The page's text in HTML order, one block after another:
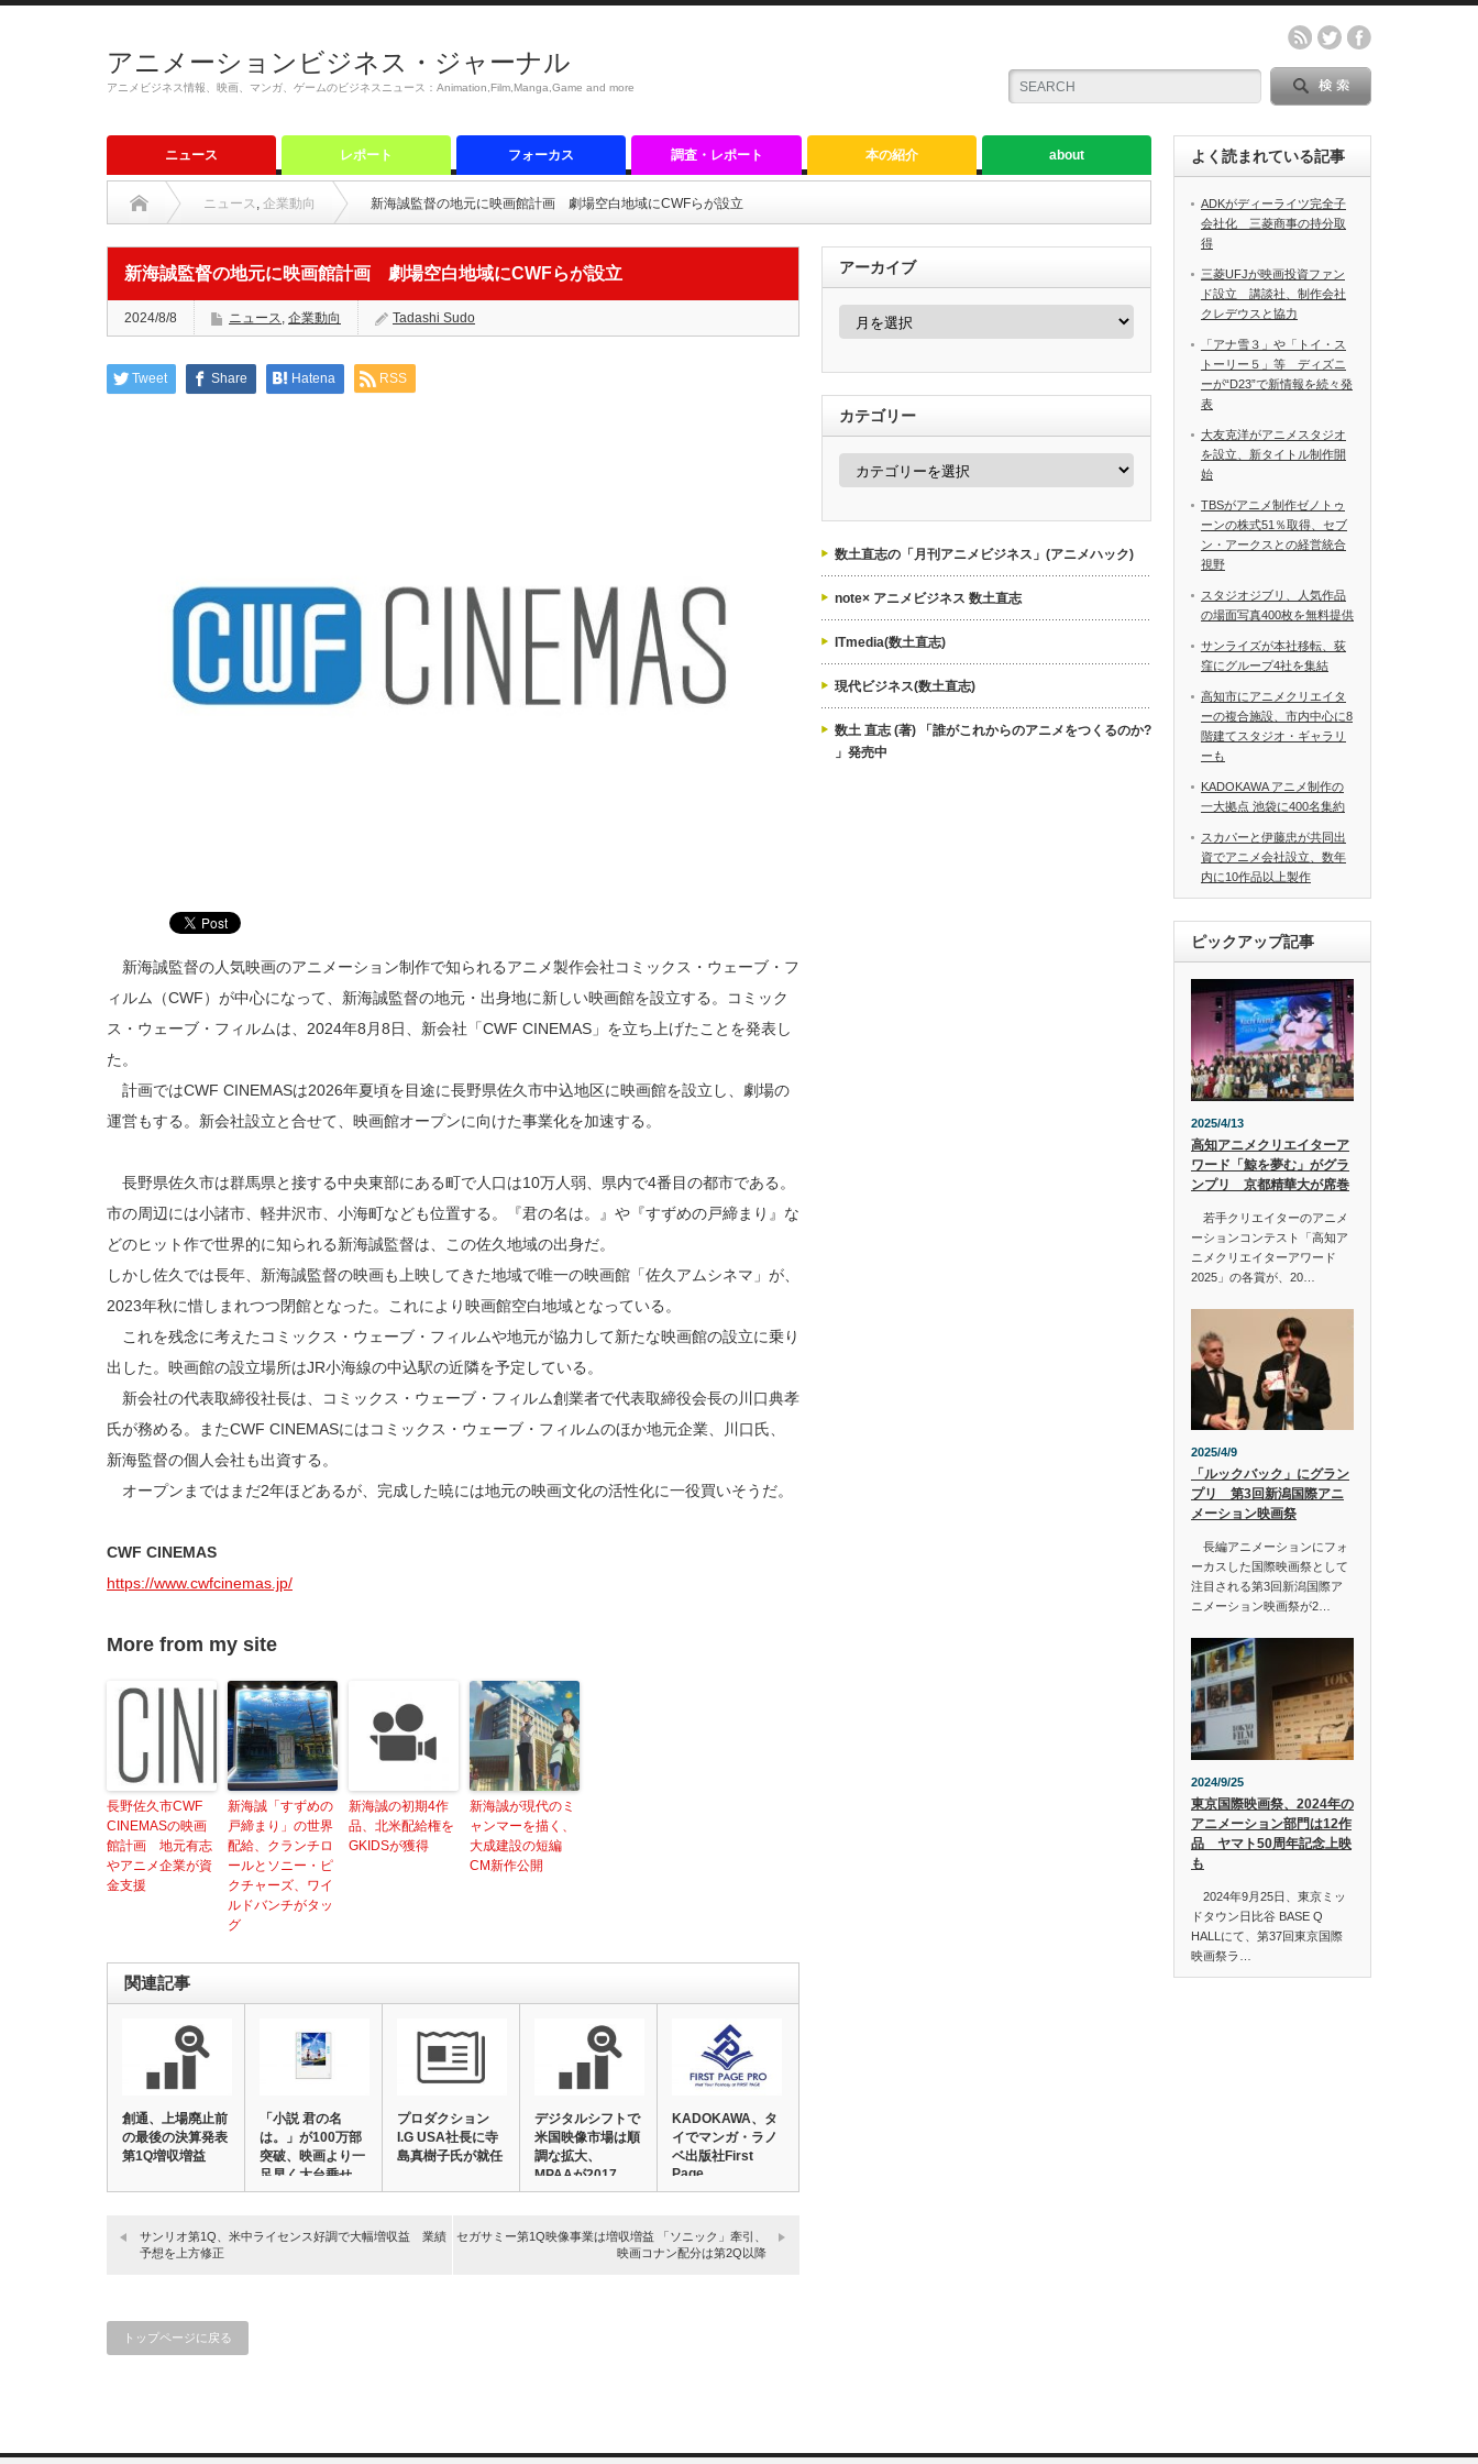
アニメーションビジネス・ジャーナル
アニメビジネス情報、映画、マンガ、ゲームのビジネスニュース：Animation,Film,Manga,Game and more
ニュース レポート フォーカス 調査・レポート 本の紹介 about
ニュース, 企業動向 新海誠監督の地元に映画館計画 劇場空白地域にCWFらが設立
新海誠監督の地元に映画館計画 劇場空白地域にCWFらが設立
2024/8/8 ニュース, 企業動向 Tadashi Sudo
Tweet Share Hatena RSS
新海誠監督の人気映画のアニメーション制作で知られるアニメ製作会社コミックス・ウェーブ・フ
ィルム（CWF）が中心になって、新海誠監督の地元・出身地に新しい映画館を設立する。コミック
ス・ウェーブ・フィルムは、2024年8月8日、新会社「CWF CINEMAS」を立ち上げたことを発表し
た。
計画ではCWF CINEMASは2026年夏頃を目途に長野県佐久市中込地区に映画館を設立し、劇場の
運営もする。新会社設立と合せて、映画館オープンに向けた事業化を加速する。
長野県佐久市は群馬県と接する中央東部にある町で人口は10万人弱、県内で4番目の都市である。
市の周辺には小諸市、軽井沢市、小海町なども位置する。『君の名は。』や『すずめの戸締まり』な
どのヒット作で世界的に知られる新海誠監督は、この佐久地域の出身だ。
しかし佐久では長年、新海誠監督の映画も上映してきた地域で唯一の映画館「佐久アムシネマ」が、
2023年秋に惜しまれつつ閉館となった。これにより映画館空白地域となっている。
これを残念に考えたコミックス・ウェーブ・フィルムや地元が協力して新たな映画館の設立に乗り
出した。映画館の設立場所はJR小海線の中込駅の近隣を予定している。
新会社の代表取締役社長は、コミックス・ウェーブ・フィルム創業者で代表取締役会長の川口典孝
氏が務める。またCWF CINEMASにはコミックス・ウェーブ・フィルムのほか地元企業、川口氏、
新海監督の個人会社も出資する。
オープンまではまだ2年ほどあるが、完成した暁には地元の映画文化の活性化に一役買いそうだ。
CWF CINEMAS
https://www.cwfcinemas.jp/
More from my site
長野佐久市CWF
CINEMASの映画
館計画 地元有志
やアニメ企業が資
金支援
新海誠「すずめの
戸締まり」の世界
配給、クランチロ
ールとソニー・ピ
クチャーズ、ワイ
ルドバンチがタッ
グ
新海誠の初期4作
品、北米配給権を
GKIDSが獲得
新海誠が現代のミ
ャンマーを描く、
大成建設の短編
CM新作公開
関連記事
創通、上場廃止前
の最後の決算発表
第1Q増収増益
「小説 君の名
は。」が100万部
突破、映画より一
足早く大台乗せ
プロダクション
I.G USA社長に寺
島真樹子氏が就任
デジタルシフトで
米国映像市場は順
調な拡大、
MPAAが2017
年…
KADOKAWA、タ
イでマンガ・ラノ
ベ出版社First
Page…
サンリオ第1Q、米中ライセンス好調で大幅増収益 業績
予想を上方修正
セガサミー第1Q映像事業は増収増益 「ソニック」牽引、
映画コナン配分は第2Q以降
トップページに戻る
アーカイブ
ア
ブ
カテゴリー
カ
ー
数土直志の「月刊アニメビジネス」(アニメハック)
note× アニメビジネス 数土直志
ITmedia(数土直志)
現代ビジネス(数土直志)
数土 直志 (著) 「誰がこれからのアニメをつくるのか?
」発売中
よく読まれている記事
ADKがディーライツ完全子
会社化 三菱商事の持分取
得
三菱UFJが映画投資ファン
ド設立 講談社、制作会社
クレデウスと協力
「アナ雪３」や「トイ・ス
トーリー５」等 ディズニ
ーが“D23”で新情報を続々発
表
大友克洋がアニメスタジオ
を設立、新タイトル制作開
始
TBSがアニメ制作ゼノトゥ
ーンの株式51％取得、セブ
ン・アークスとの経営統合
視野
スタジオジブリ、人気作品
の場面写真400枚を無料提供
サンライズが本社移転、荻
窪にグループ4社を集結
高知市にアニメクリエイタ
ーの複合施設、市内中心に8
階建てスタジオ・ギャラリ
ーも
KADOKAWA アニメ制作の
一大拠点 池袋に400名集約
スカパーと伊藤忠が共同出
資でアニメ会社設立、数年
内に10作品以上製作
ピックアップ記事
2025/4/13
高知アニメクリエイターア
ワード「鯨を夢む」がグラ
ンプリ 京都精華大が席巻
若手クリエイターのアニメ
ーションコンテスト「高知ア
ニメクリエイターアワード
2025」の各賞が、20…
2025/4/9
「ルックバック」にグラン
プリ 第3回新潟国際アニ
メーション映画祭
長編アニメーションにフォ
ーカスした国際映画祭として
注目される第3回新潟国際ア
ニメーション映画祭が2…
2024/9/25
東京国際映画祭、2024年の
アニメーション部門は12作
品 ヤマト50周年記念上映
も
2024年9月25日、東京ミッ
ドタウン日比谷 BASE Q
HALLにて、第37回東京国際
映画祭ラ…